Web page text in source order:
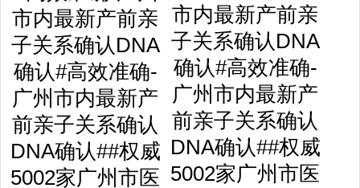
市内最新产前亲
子关系确认DNA
确认#高效准确-
广州市内最新产
前亲子关系确认
DNA确认##权威
5002家广州市医